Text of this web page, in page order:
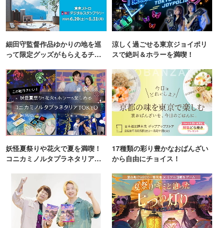
細田守監督作品ゆかりの地を巡
って限定グッズがもらえるチャ
涼しく過ごせる東京ジョイポリ
スで絶叫＆ホラーを満喫！
妖怪夏祭りや花火で夏を満喫！
コニカミノルタプラネタリア
17種類の彩り豊かなおばんざい
から自由にチョイス！